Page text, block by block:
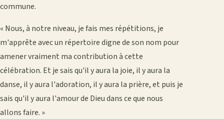
commune.
« Nous, à notre niveau, je fais mes répétitions, je
m'apprête avec un répertoire digne de son nom pour
amener vraiment ma contribution à cette
célébration. Et je sais qu'il y aura la joie, il y aura la
danse, il y aura l'adoration, il y aura la prière, et puis je
sais qu'il y aura l'amour de Dieu dans ce que nous
allons faire. »